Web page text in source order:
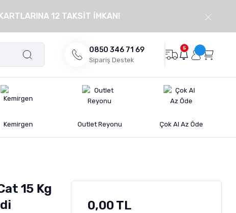
12 TAKSİT İMKANI
0850 346 71 69
Sipariş Destek
5
Kemirgen Outlet Reyonu Çok Al Az Öde
15 Kg
0,00 TL